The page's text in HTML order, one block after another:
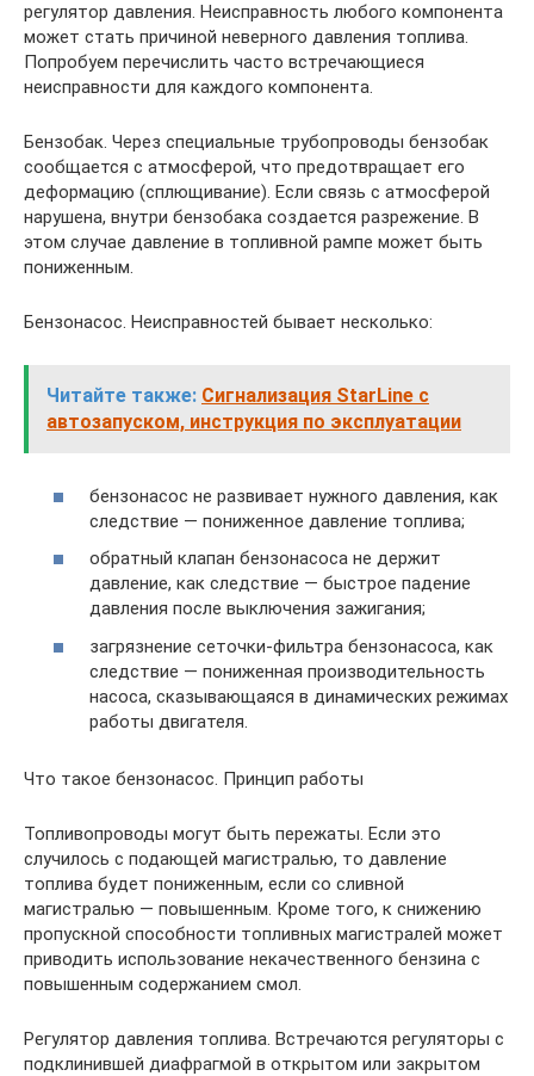
регулятор давления. Неисправность любого компонента
может стать причиной неверного давления топлива.
Попробуем перечислить часто встречающиеся
неисправности для каждого компонента.
Бензобак. Через специальные трубопроводы бензобак
сообщается с атмосферой, что предотвращает его
деформацию (сплющивание). Если связь с атмосферой
нарушена, внутри бензобака создается разрежение. В
этом случае давление в топливной рампе может быть
пониженным.
Бензонасос. Неисправностей бывает несколько:
Читайте также: Сигнализация StarLine с
автозапуском, инструкция по эксплуатации
бензонасос не развивает нужного давления, как
следствие — пониженное давление топлива;
обратный клапан бензонасоса не держит
давление, как следствие — быстрое падение
давления после выключения зажигания;
загрязнение сеточки-фильтра бензонасоса, как
следствие — пониженная производительность
насоса, сказывающаяся в динамических режимах
работы двигателя.
Что такое бензонасос. Принцип работы
Топливопроводы могут быть пережаты. Если это
случилось с подающей магистралью, то давление
топлива будет пониженным, если со сливной
магистралью — повышенным. Кроме того, к снижению
пропускной способности топливных магистралей может
приводить использование некачественного бензина с
повышенным содержанием смол.
Регулятор давления топлива. Встречаются регуляторы с
подклинившей диафрагмой в открытом или закрытом